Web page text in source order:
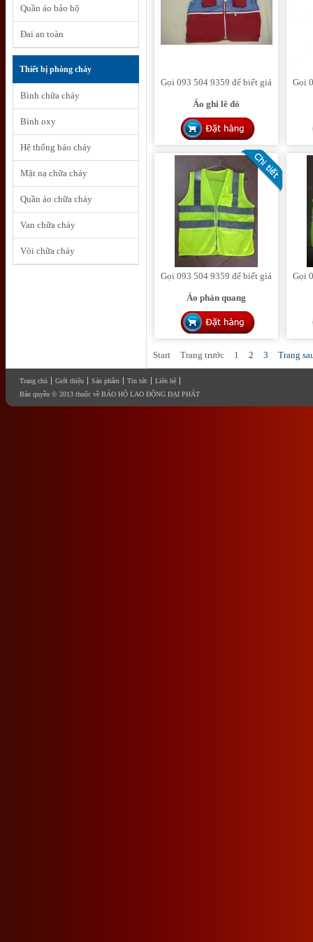
Quần áo bảo hộ
Đai an toàn
Thiết bị phòng cháy
Bình chữa cháy
Bình oxy
Hệ thống báo cháy
Mặt nạ chữa cháy
Quần áo chữa cháy
Van chữa cháy
Vòi chữa cháy
Gọi 093 504 9359 để biết giá
Áo ghi lê đỏ
Gọi
Gọi 093 504 9359 để biết giá
Áo phản quang
Gọi
Start Trang trước 1 2 3 Trang
Trang chủ Giới thiệu Sản phẩm Tin tức
Liên hệ
Bản quyền © 2013 thuộc về BẢO HỘ LAO ĐỘNG ĐẠI PHÁT